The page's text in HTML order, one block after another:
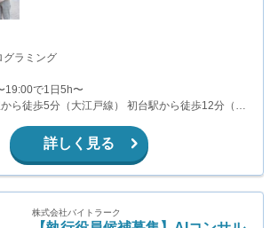
グラミング
19:00で1日5h〜
ら徒歩5分（大江戸線） 初台駅から徒歩12分（都
詳しく見る
株式会社バイトラーク